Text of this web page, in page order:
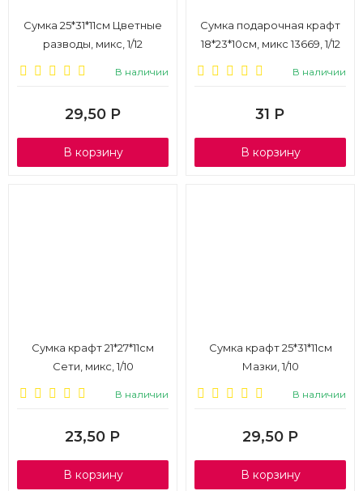
Сумка 25*31*11см Цветные
разводы, микс, 1/12
В наличии
29,50 Р
В корзину
Сумка подарочная крафт
18*23*10см, микс 13669, 1/12
В наличии
31 Р
В корзину
Сумка крафт 21*27*11см
Сети, микс, 1/10
В наличии
23,50 Р
В корзину
Сумка крафт 25*31*11см
Мазки, 1/10
В наличии
29,50 Р
В корзину